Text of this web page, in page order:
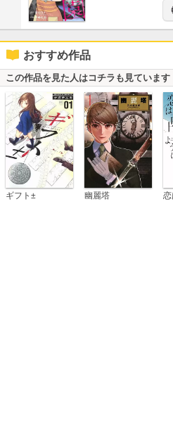
おすすめ作品
この作品を見た人はコチラも見ています
ギフト± 幽麗塔